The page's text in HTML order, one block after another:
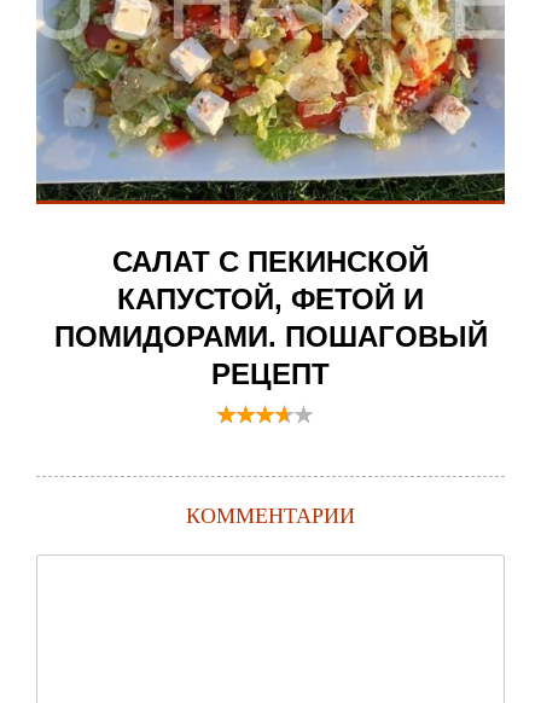
САЛАТ С ПЕКИНСКОЙ
КАПУСТОЙ, ФЕТОЙ И
ПОМИДОРАМИ. ПОШАГОВЫЙ
РЕЦЕПТ
КОММЕНТАРИИ